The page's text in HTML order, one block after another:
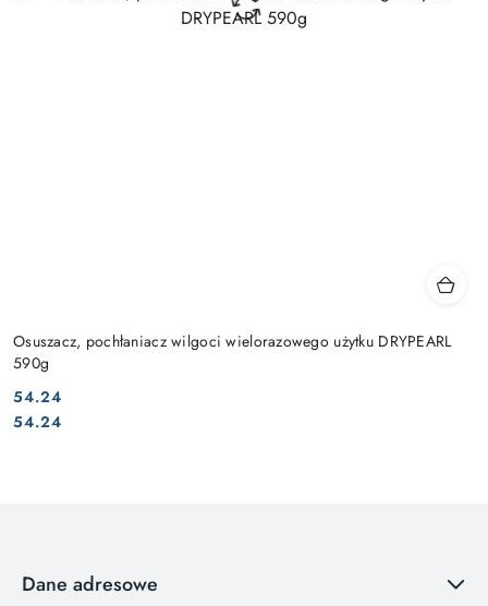
Osuszacz, pochłaniacz wilgoci wielorazowego użytku DRYPEARL
590g
Cena:
54.24
Cena:
54.24
Dane adresowe